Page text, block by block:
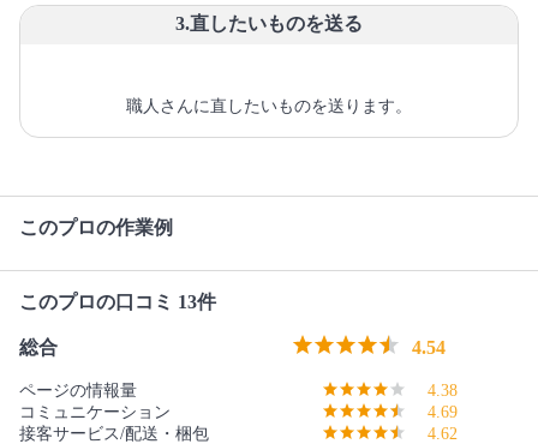
3.直したいものを送る
職人さんに直したいものを送ります。
このプロの作業例
このプロの口コミ 13件
総合 4.54
ページの情報量
4.38
コミュニケーション
4.69
接客サービス/配送・梱包
4.62